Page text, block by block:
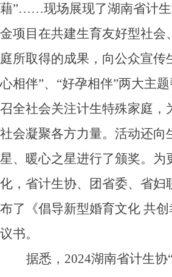
藉”……现场展现了湖南省计
金项目在共建生育友好型社会
庭所取得的成果，向公众宣
心相伴”、“好孕相伴”两大主
召全社会关注计生特殊家庭，
社会凝聚各方力量。活动还向
星、暖心之星进行了颁奖。为
化，省计生协、团省委、省妇
布了《倡导新型婚育文化 共
议书。
据悉，2024湖南省计生协